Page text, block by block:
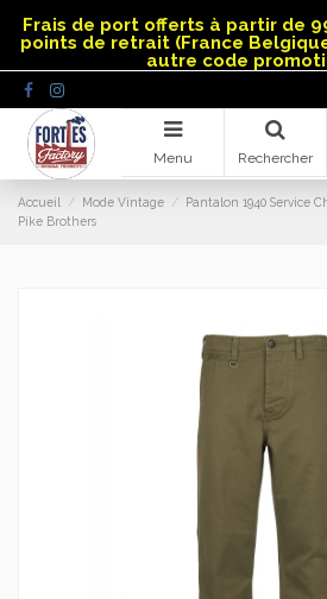
Frais de port offerts à partir de
points de retrait (France
autre code
Menu Rechercher
Accueil Mode Vintage
Pantalon 1940 Service
Pike Brothers